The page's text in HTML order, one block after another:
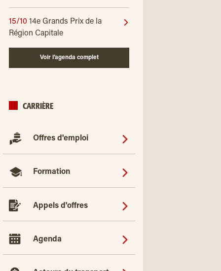
15/10 14e Grands Prix de la
Région Capitale
Voir l’agenda complet
CARRIÈRE
Offres d'emploi
Formation
Appels d'offres
Agenda